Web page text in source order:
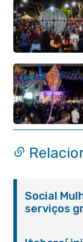
Social
serviços